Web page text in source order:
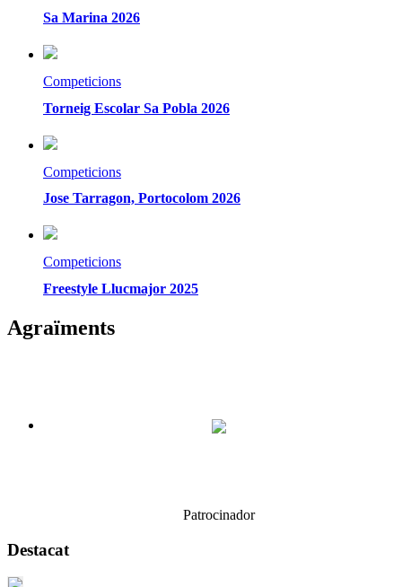
Sa Marina 2026
Competicions
Torneig Escolar Sa Pobla 2026
Competicions
Jose Tarragon, Portocolom 2026
Competicions
Freestyle Llucmajor 2025
Agraïments
Patrocinador
Destacat